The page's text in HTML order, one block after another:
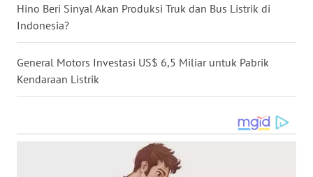
Hino Beri Sinyal Akan Produksi Truk dan Bus Listrik di
Indonesia?
General Motors Investasi US$ 6,5 Miliar untuk Pabrik
Kendaraan Listrik
WN
WN